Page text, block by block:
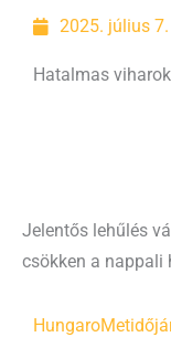
2025. július
Hatalmas
Jelentős lehűlés
csökken a nappali
HungaroMet